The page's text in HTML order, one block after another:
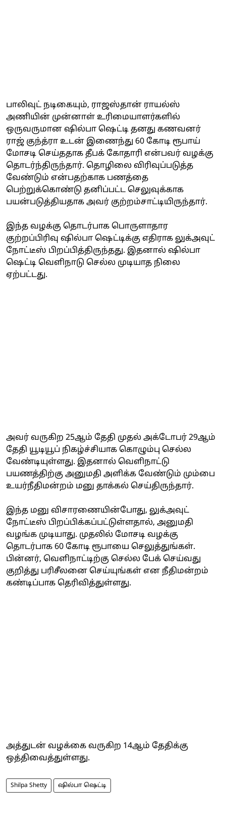
பாலிவுட் நடிகையும், ராஜஸ்தான் ராயல்ஸ்
அணியின் முன்னாள் உரிமையாளர்களில்
ஒருவருமான ஷில்பா ஷெட்டி தனது கணவனர்
ராஜ் குந்த்ரா உடன் இணைந்து 60 கோடி ரூபாய்
மோசடி செய்ததாக தீபக் கோதாரி என்பவர் வழக்கு
தொடர்ந்திருந்தார். தொழிலை விரிவுப்படுத்த
வேண்டும் என்பதற்காக பணத்தை
பெற்றுக்கொண்டு தனிப்பட்ட செலுவுக்காக
பயன்படுத்தியதாக அவர் குற்றம்சாட்டியிருந்தார்.
இந்த வழக்கு தொடர்பாக பொருளாதார
குற்றப்பிரிவு ஷில்பா ஷெட்டிக்கு எதிராக லுக்அவுட்
நோட்டீஸ் பிறப்பித்திருந்தது. இதனால் ஷில்பா
ஷெட்டி வெளிநாடு செல்ல முடியாத நிலை
ஏற்பட்டது.
அவர் வருகிற 25ஆம் தேதி முதல் அக்டோபர் 29ஆம்
தேதி யூடியூப் நிகழ்ச்சியாக கொழும்பு செல்ல
வேண்டியுள்ளது. இதனால் வெளிநாட்டு
பயணத்திற்கு அனுமதி அளிக்க வேண்டும் மும்பை
உயர்நீதிமன்றம் மனு தாக்கல் செய்திருந்தார்.
இந்த மனு விசாரணையின்போது, லுக்அவுட்
நோட்டீஸ் பிறப்பிக்கப்பட்டுள்ளதால், அனுமதி
வழங்க முடியாது. முதலில் மோசடி வழக்கு
தொடர்பாக 60 கோடி ரூபாயை செலுத்துங்கள்.
பின்னர், வெளிநாட்டிற்கு செல்ல பேக் செய்வது
குறித்து பரிசீலனை செய்யுங்கள் என நீதிமன்றம்
கண்டிப்பாக தெரிவித்துள்ளது.
அத்துடன் வழக்கை வருகிற 14ஆம் தேதிக்கு
ஒத்திவைத்துள்ளது.
Shilpa Shetty ஷில்பா ஷெட்டி